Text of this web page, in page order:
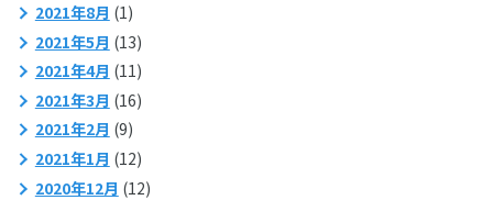
2021年8月 (1)
2021年5月 (13)
2021年4月 (11)
2021年3月 (16)
2021年2月 (9)
2021年1月 (12)
2020年12月 (12)